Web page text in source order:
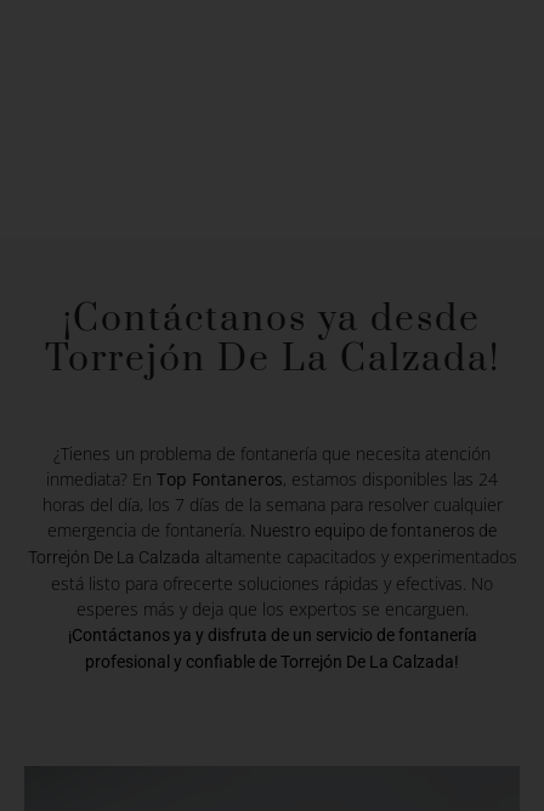
¡Contáctanos ya desde
Torrejón De La Calzada!
¿Tienes un problema de fontanería que necesita atención
inmediata? En Top Fontaneros, estamos disponibles las 24
horas del día, los 7 días de la semana para resolver cualquier
emergencia de fontanería. Nuestro equipo de fontaneros de
Torrejón De La Calzada altamente capacitados y experimentados
está listo para ofrecerte soluciones rápidas y efectivas. No
esperes más y deja que los expertos se encarguen.
¡Contáctanos ya y disfruta de un servicio de fontanería
profesional y confiable de Torrejón De La Calzada!